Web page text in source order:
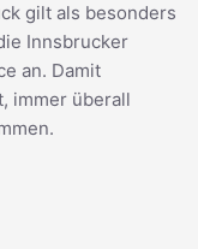
gilt als besonders
Innsbrucker
an. Damit
immer überall